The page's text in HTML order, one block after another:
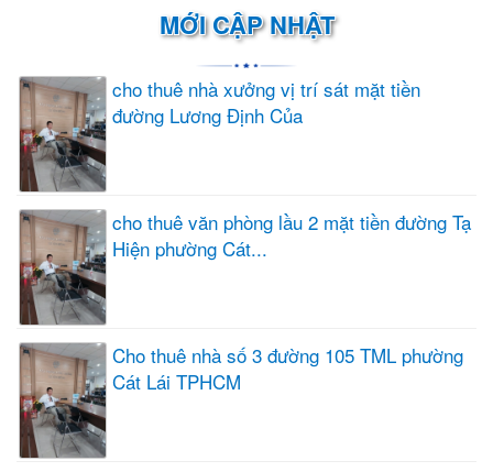
MỚI CẬP NHẬT
cho thuê nhà xưởng vị trí sát mặt tiền
đường Lương Định Của
cho thuê văn phòng lầu 2 mặt tiền đường Tạ
Hiện phường Cát...
Cho thuê nhà số 3 đường 105 TML phường
Cát Lái TPHCM